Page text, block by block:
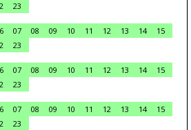
23
07 08 09 10 11 12 13 14
15
23
07 08 09 10 11 12 13 14
15
23
07 08 09 10 11 12 13 14
15
23